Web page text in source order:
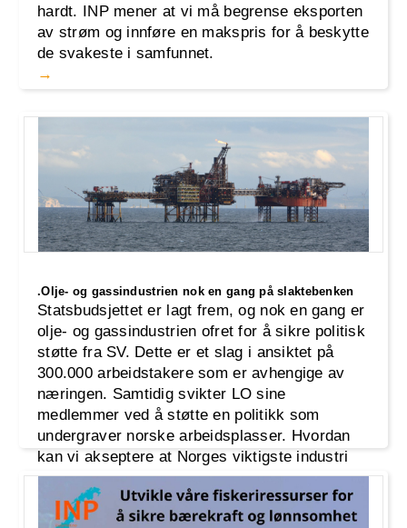
hardt. INP mener at vi må begrense eksporten
av strøm og innføre en makspris for å beskytte
de svakeste i samfunnet.
.Olje- og gassindustrien nok en gang på slaktebenken
Statsbudsjettet er lagt frem, og nok en gang er
olje- og gassindustrien ofret for å sikre politisk
støtte fra SV. Dette er et slag i ansiktet på
300.000 arbeidstakere som er avhengige av
næringen. Samtidig svikter LO sine
medlemmer ved å støtte en politikk som
undergraver norske arbeidsplasser. Hvordan
kan vi akseptere at Norges viktigste industri